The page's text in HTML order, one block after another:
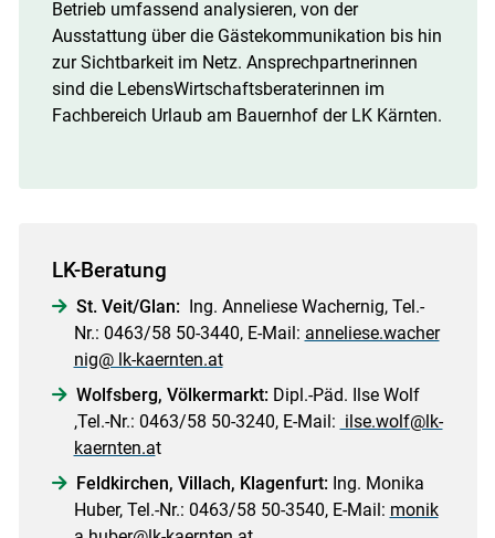
Betrieb umfassend analysieren, von der
Ausstattung über die Gästekommunikation bis hin
zur Sichtbarkeit im Netz. Ansprechpartnerinnen
sind die LebensWirtschaftsberaterinnen im
Fachbereich Urlaub am Bauernhof der LK Kärnten.
LK-Beratung
St. Veit/​Glan: Ing. Anneliese Wachernig, Tel.-
Nr.: 0463/​58 50-3440, E-Mail: anneliese.wacher
nig@ lk-kaernten.at
Wolfsberg, Völkermarkt: Dipl.-Päd. Ilse Wolf
,Tel.-Nr.: 0463/​58 50-3240, E-Mail: ilse.wolf@lk-
kaernten.at
Feldkirchen, Villach, Klagenfurt: Ing. Monika
Huber, Tel.-Nr.: 0463/58 50-3540, ­E-Mail: monik